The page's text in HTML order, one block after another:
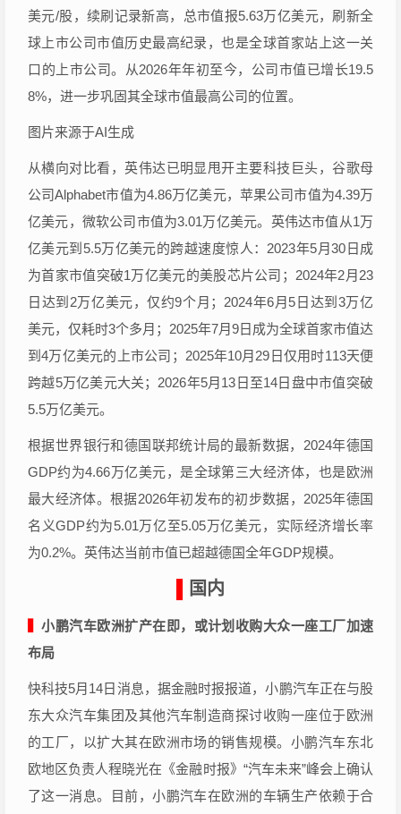
美元/股，续刷记录新高，总市值报5.63万亿美元，刷新全
球上市公司市值历史最高纪录，也是全球首家站上这一关
口的上市公司。从2026年年初至今，公司市值已增长19.5
8%，进一步巩固其全球市值最高公司的位置。
图片来源于AI生成
从横向对比看，英伟达已明显甩开主要科技巨头，谷歌母
公司Alphabet市值为4.86万亿美元，苹果公司市值为4.39万
亿美元，微软公司市值为3.01万亿美元。英伟达市值从1万
亿美元到5.5万亿美元的跨越速度惊人：2023年5月30日成
为首家市值突破1万亿美元的美股芯片公司；2024年2月23
日达到2万亿美元，仅约9个月；2024年6月5日达到3万亿
美元，仅耗时3个多月；2025年7月9日成为全球首家市值达
到4万亿美元的上市公司；2025年10月29日仅用时113天便
跨越5万亿美元大关；2026年5月13日至14日盘中市值突破
5.5万亿美元。
根据世界银行和德国联邦统计局的最新数据，2024年德国
GDP约为4.66万亿美元，是全球第三大经济体，也是欧洲
最大经济体。根据2026年初发布的初步数据，2025年德国
名义GDP约为5.01万亿至5.05万亿美元，实际经济增长率
为0.2%。英伟达当前市值已超越德国全年GDP规模。
国内
小鹏汽车欧洲扩产在即，或计划收购大众一座工厂加速
布局
快科技5月14日消息，据金融时报报道，小鹏汽车正在与股
东大众汽车集团及其他汽车制造商探讨收购一座位于欧洲
的工厂，以扩大其在欧洲市场的销售规模。小鹏汽车东北
欧地区负责人程晓光在《金融时报》“汽车未来”峰会上确认
了这一消息。目前，小鹏汽车在欧洲的车辆生产依赖于合